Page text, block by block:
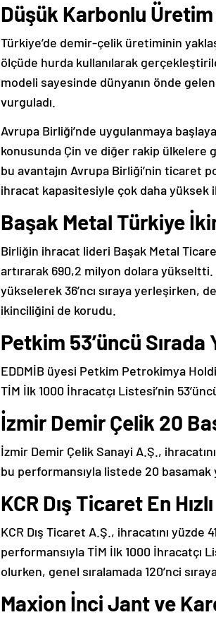
Düşük Karbonlu Üretim
Türkiye’de demir-çelik üretiminin
ölçüde hurda kullanılarak
modeli sayesinde dünyanın önde
vurguladı.
Avrupa Birliği’nde uygulanmaya
konusunda Çin ve diğer rakip ülkelere
bu avantajın Avrupa Birliği’nin ticaret
ihracat kapasitesiyle çok daha yüksek
Başak Metal Türkiye
Birliğin ihracat lideri Başak Metal
artırarak 690,2 milyon dolara yükseltti.
yükselerek 36’ncı sıraya yerleşirken,
ikinciliğini de korudu.
Petkim 53’üncü Sırada
EDDMİB üyesi Petkim Petrokimya
TİM İlk 1000 İhracatçı Listesi’nin
İzmir Demir Çelik 20
İzmir Demir Çelik Sanayi A.Ş.,
bu performansıyla listede 20 basamak
KCR Dış Ticaret En
KCR Dış Ticaret A.Ş., ihracatını yüzde
performansıyla TİM İlk 1000 İhracatçı
olurken, genel sıralamada 120’nci
Maxion İnci Jant ve